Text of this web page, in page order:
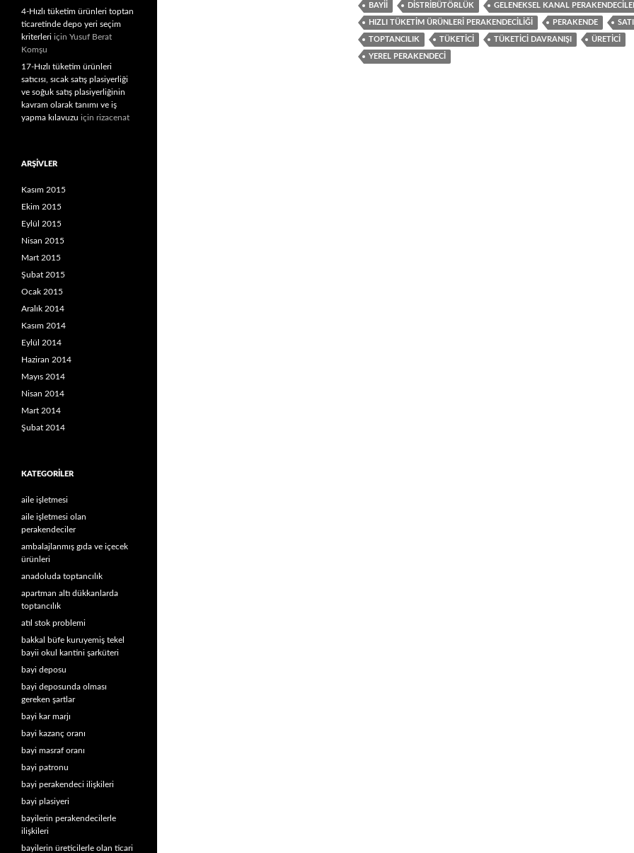
BAYII DISTRIBÜTÖRLÜK GELENEKSEL KANAL
HIZLI TÜKETIM ÜRÜNLERI PERAKENDECILIĞI PERAKENDE
TOPTANCILIK TÜKETICI TÜKETICI DAVRANIŞI ÜRETICI
YEREL PERAKENDECI
4-Hızlı tüketim ürünleri toptan
ticaretinde depo yeri seçim
kriterleri için Yusuf Berat
Komşu
17-Hızlı tüketim ürünleri
satıcısı, sıcak satış plasiyerliği
ve soğuk satış plasiyerliğinin
kavram olarak tanımı ve iş
yapma kılavuzu için rizacenat
ARŞIVLER
Kasım 2015
Ekim 2015
Eylül 2015
Nisan 2015
Mart 2015
Şubat 2015
Ocak 2015
Aralık 2014
Kasım 2014
Eylül 2014
Haziran 2014
Mayıs 2014
Nisan 2014
Mart 2014
Şubat 2014
KATEGORILER
aile işletmesi
aile işletmesi olan
perakendeciler
ambalajlanmış gıda ve içecek
ürünleri
anadoluda toptancılık
apartman altı dükkanlarda
toptancılık
atıl stok problemi
bakkal büfe kuruyemiş tekel
bayii okul kantini şarküteri
bayi deposu
bayi deposunda olması
gereken şartlar
bayi kar marjı
bayi kazanç oranı
bayi masraf oranı
bayi patronu
bayi perakendeci ilişkileri
bayi plasiyeri
bayilerin perakendecilerle
ilişkileri
bayilerin üreticilerle olan ticari